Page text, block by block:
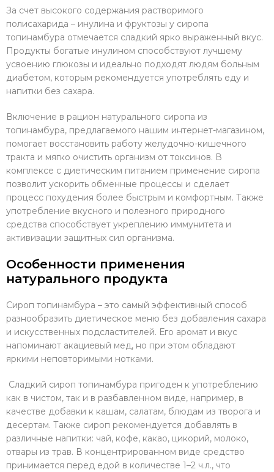
За счет высокого содержания растворимого
полисахарида – инулина и фруктозы у сиропа
топинамбура отмечается сладкий ярко выраженный вкус.
Продукты богатые инулином способствуют лучшему
усвоению глюкозы и идеально подходят людям больным
диабетом, которым рекомендуется употреблять еду и
напитки без сахара.
Включение в рацион натурального сиропа из
топинамбура, предлагаемого нашим интернет-магазином,
помогает восстановить работу желудочно-кишечного
тракта и мягко очистить организм от токсинов. В
комплексе с диетическим питанием применение сиропа
позволит ускорить обменные процессы и сделает
процесс похудения более быстрым и комфортным. Также
употребление вкусного и полезного природного
средства способствует укреплению иммунитета и
активизации защитных сил организма.
Особенности применения
натурального продукта
Сироп топинамбура – это самый эффективный способ
разнообразить диетическое меню без добавления сахара
и искусственных подсластителей. Его аромат и вкус
напоминают акациевый мед, но при этом обладают
яркими неповторимыми нотками.
Сладкий сироп топинамбура пригоден к употреблению
как в чистом, так и в разбавленном виде, например, в
качестве добавки к кашам, салатам, блюдам из творога и
десертам. Также сироп рекомендуется добавлять в
различные напитки: чай, кофе, какао, цикорий, молоко,
отвары из трав. В концентрированном виде средство
принимается перед едой в количестве 1–2 ч.л., что